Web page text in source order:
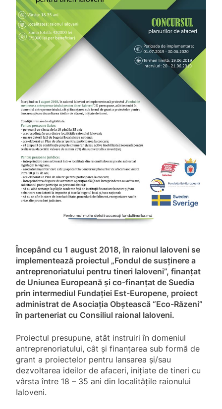
Începând cu 1 august 2018, în raionul Ialoveni se
implementează proiectul „Fondul de susținere a
antreprenoriatului pentru tineri Ialoveni”, finanțat
de Uniunea Europeană și co-finanțat de Suedia
prin intermediul Fundației Est-Europene, proiect
administrat de Asociația Obștească “Eco-Răzeni”
în parteneriat cu Consiliul raional Ialoveni.
Proiectul presupune, atât instruiri în domeniul
antreprenoriatului, cât și finanțarea sub formă de
grant a proiectelor pentru lansarea și/sau
dezvoltarea ideilor de afaceri, inițiate de tineri cu
vârsta între 18 – 35 ani din localitățile raionului
Ialoveni.